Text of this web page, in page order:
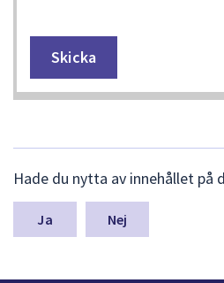
ä
m
a
y
Hade du nytta av innehållet på
Nej